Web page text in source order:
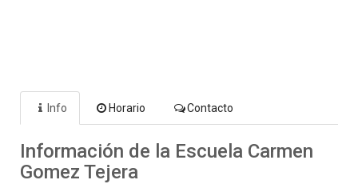
Info Horario Contacto
Información de la Escuela Carmen
Gomez Tejera